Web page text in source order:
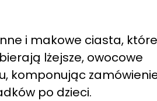
i makowe ciasta, które
lżejsze, owocowe
komponując
po dzieci.